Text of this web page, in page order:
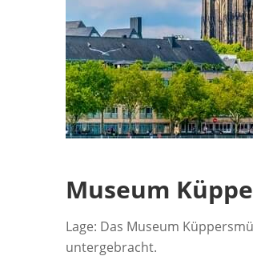
Museum
Lage: Das Museum
untergebracht.